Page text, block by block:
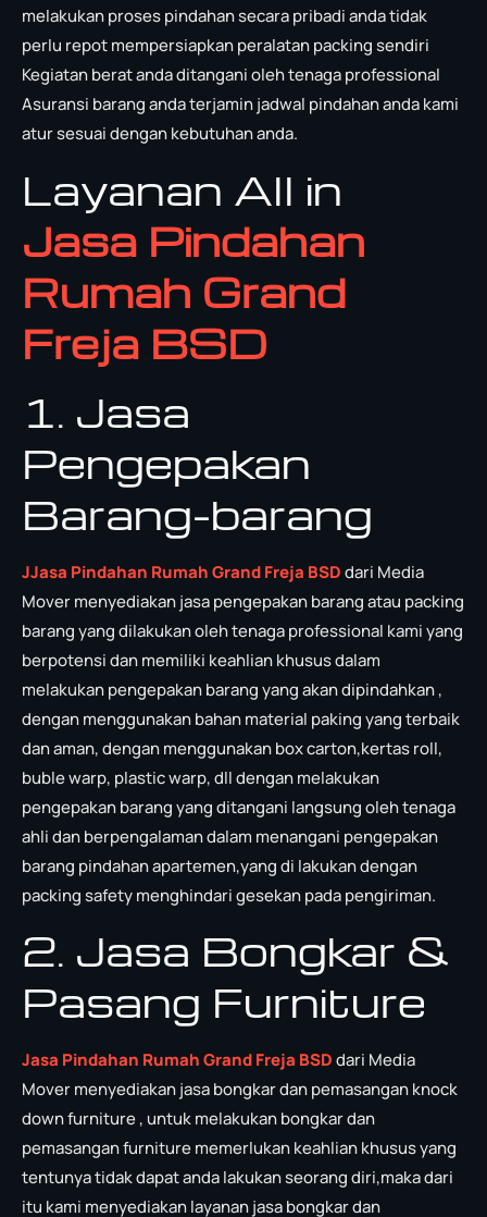
melakukan proses pindahan secara pribadi anda tidak
perlu repot mempersiapkan peralatan packing sendiri
Kegiatan berat anda ditangani oleh tenaga professional
Asuransi barang anda terjamin jadwal pindahan anda kami
atur sesuai dengan kebutuhan anda.
Layanan All in
Jasa Pindahan
Rumah Grand
Freja BSD
1. Jasa
Pengepakan
Barang-barang
JJasa Pindahan Rumah Grand Freja BSDdari Media
Mover menyediakan jasa pengepakan barang atau packing
barang yang dilakukan oleh tenaga professional kami yang
berpotensi dan memiliki keahlian khusus dalam
melakukan pengepakan barang yang akan dipindahkan ,
dengan menggunakan bahan material paking yang terbaik
dan aman, dengan menggunakan box carton,kertas roll,
buble warp, plastic warp, dll dengan melakukan
pengepakan barang yang ditangani langsung oleh tenaga
ahli dan berpengalaman dalam menangani pengepakan
barang pindahan apartemen,yang di lakukan dengan
packing safety menghindari gesekan pada pengiriman.
2. Jasa Bongkar &
Pasang Furniture
Jasa Pindahan Rumah Grand Freja BSDdari Media
Mover menyediakan jasa bongkar dan pemasangan knock
down furniture , untuk melakukan bongkar dan
pemasangan furniture memerlukan keahlian khusus yang
tentunya tidak dapat anda lakukan seorang diri,maka dari
itu kami menyediakan layanan jasa bongkar dan